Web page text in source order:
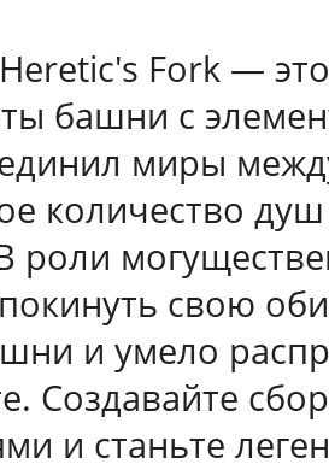
Heretic's Fork —
башни с
миры
количество
роли
свою
и умело
Создавайте
и станьте